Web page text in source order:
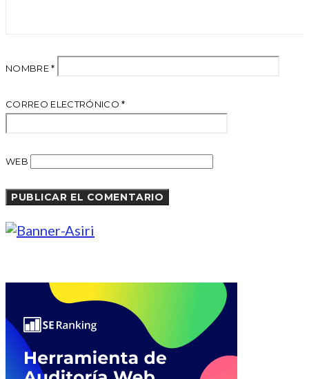
NOMBRE*
CORREO ELECTRÓNICO*
WEB